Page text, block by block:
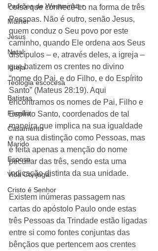
Padrões de Westminster
Mulher
Jesus
Natal
Igreja
Teologia escocesa
Batistas
Família
Casamento
Marido
Esposa
Vida Conjugal
Cristo é Senhor
coisa que conhecê-Lo na forma de três
Pessoas. Não é outro, senão Jesus,
quem conduz o Seu povo por este
caminho, quando Ele ordena aos Seus
discípulos – e, através deles, a igreja –
que batizem os crentes no divino
“nome do Pai, e do Filho, e do Espírito
Santo” (Mateus 28:19). Aqui
encontramos os nomes de Pai, Filho e
Espírito Santo, coordenados de tal
maneira que implica na sua igualdade
e na sua distinção como Pessoas, mas
é feita apenas a menção do nome
peculiar das três, sendo esta uma
indicação distinta da sua unidade.​
Existem inúmeras passagem nas
cartas do apóstolo Paulo onde estas
três Pessoas da Trindade estão ligadas
entre si como fontes conjuntas das
bênçãos que pertencem aos crentes